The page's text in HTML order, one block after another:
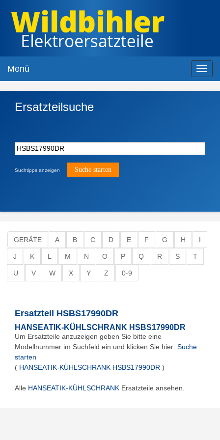
Menü
Ersatzteilsuche
Suchtipps anzeigen
GERÄTE A B C D E F G H I
J K L M N O P Q R S T
U V W X Y Z 0-9
Ersatzteil HSBS17990DR
HANSEATIK-KÜHLSCHRANK HSBS17990DR
Um Ersatzteile anzuzeigen geben Sie bitte eine
Modellnummer im Suchfeld ein und klicken Sie hier: Suche
starten
( HANSEATIK-KÜHLSCHRANK HSBS17990DR )
Alle HANSEATIK-KÜHLSCHRANK Ersatzteile ansehen.